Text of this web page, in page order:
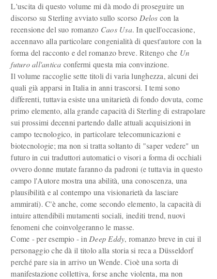
L'uscita di questo volume mi dà modo di proseguire un
discorso su Sterling avviato sullo scorso Delos con la
recensione del suo romanzo Caos Usa. In quell'occasione,
accennavo alla particolare congenialità di quest'autore con la
forma del racconto e del romanzo breve. Ritengo che Un
futuro all'antica confermi questa mia convinzione.
Il volume raccoglie sette titoli di varia lunghezza, alcuni dei
quali già apparsi in Italia in anni trascorsi. I temi sono
differenti, tuttavia esiste una unitarietà di fondo dovuta, come
primo elemento, alla grande capacità di Sterling di estrapolare
sui prossimi decenni partendo dalle attuali acquisizioni in
campo tecnologico, in particolare telecomunicazioni e
biotecnologie; ma non si tratta soltanto di "saper vedere" un
futuro in cui traduttori automatici o visori a forma di occhiali
ovvero donne mutate faranno da padroni (e tuttavia in questo
campo l'Autore mostra una abilità, una conoscenza, una
plausibilità e al contempo una visionarietà da lasciare
ammirati). C'è anche, come secondo elemento, la capacità di
intuire attendibili mutamenti sociali, inediti trend, nuovi
fenomeni che coinvolgeranno le masse.
Come - per esempio - in Deep Eddy, romanzo breve in cui il
personaggio che dà il titolo alla storia si reca a Düsseldorf
perché pare sia in arrivo un Wende. Cioè una sorta di
manifestazione collettiva, forse anche violenta, ma non